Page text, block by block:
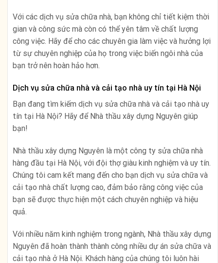
Với các dịch vụ sửa chữa nhà, bạn không chỉ tiết kiệm thời
gian và công sức mà còn có thể yên tâm về chất lượng
công việc. Hãy để cho các chuyên gia làm việc và hưởng lợi
từ sự chuyên nghiệp của họ trong việc biến ngôi nhà của
bạn trở nên hoàn hảo hơn.
Dịch vụ sửa chữa nhà và cải tạo nhà uy tín tại Hà Nội
Bạn đang tìm kiếm dịch vụ sửa chữa nhà và cải tạo nhà uy
tín tại Hà Nội? Hãy để Nhà thầu xây dựng Nguyên giúp
bạn!
Nhà thầu xây dựng Nguyên là một công ty sửa chữa nhà
hàng đầu tại Hà Nội, với đội thợ giàu kinh nghiệm và uy tín.
Chúng tôi cam kết mang đến cho bạn dịch vụ sửa chữa và
cải tạo nhà chất lượng cao, đảm bảo rằng công việc của
bạn sẽ được thực hiện một cách chuyên nghiệp và hiệu
quả.
Với nhiều năm kinh nghiệm trong ngành, Nhà thầu xây dựng
Nguyên đã hoàn thành thành công nhiều dự án sửa chữa và
cải tạo nhà ở Hà Nội. Khách hàng của chúng tôi luôn hài